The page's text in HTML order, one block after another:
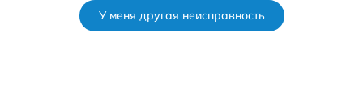
У меня другая неисправность